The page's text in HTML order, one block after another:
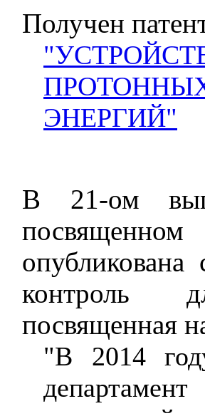
Получен
ЭНЕРГИЙ"
В 21-ом
контроль
посвященная
"В 2014